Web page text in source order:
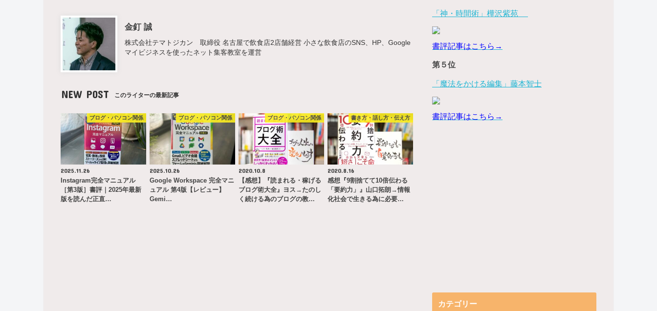
金釘 誠
株式会社テマトジカン 取締役 名古屋で飲食店2店舗経営 小さな飲食店のSNS、HP、Google
マイビジネスを使ったネット集客教室を運営
NEW POST このライターの最新記事
ブログ・パソコン関係
2025.11.26
Instagram完全マニュアル
［第3版］書評｜2025年最新
版を読んだ正直…
ブログ・パソコン関係
2025.10.26
Google Workspace 完全マニ
ュアル 第4版【レビュー】
Gemi…
ブログ・パソコン関係
2020.10.8
【感想】『読まれる・稼げる
ブログ術大全』ヨス→たのし
く続ける為のブログの教…
書き方・話し方・伝え方
2020.8.16
感想『9割捨てて10倍伝わる
「要約力」』山口拓朗→情報
化社会で生きる為に必要…
「神・時間術」樺沢紫苑
書評記事はこちら→
第５位
「魔法をかける編集」藤本智士
書評記事はこちら→
カテゴリー